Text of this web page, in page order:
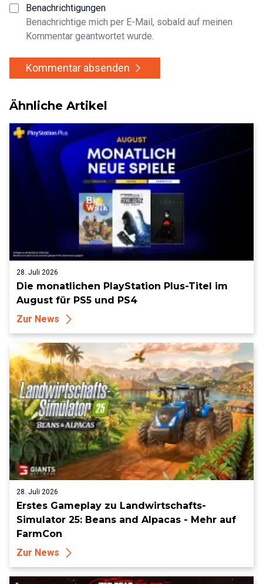
Benachrichtigungen
Benachrichtige mich per E-Mail, sobald auf meinen
Kommentar geantwortet wurde.
Kommentar absenden
Ähnliche Artikel
28. Juli 2026
Die monatlichen PlayStation Plus-Titel im
August für PS5 und PS4
Zur News
28. Juli 2026
Erstes Gameplay zu Landwirtschafts-
Simulator 25: Beans and Alpacas - Mehr auf
FarmCon
Zur News